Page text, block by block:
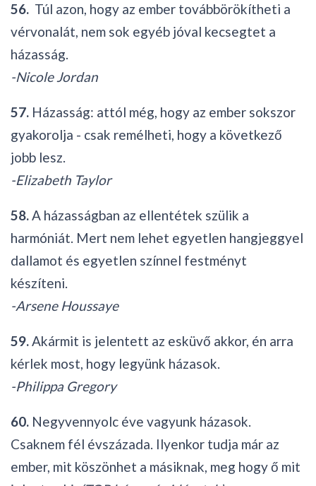
56. Túl azon, hogy az ember továbbörökítheti a
vérvonalát, nem sok egyéb jóval kecsegtet a
házasság.
-Nicole Jordan
57. Házasság: attól még, hogy az ember sokszor
gyakorolja - csak remélheti, hogy a következő
jobb lesz.
-Elizabeth Taylor
58.A házasságban az ellentétek szülik a
harmóniát. Mert nem lehet egyetlen hangjeggyel
dallamot és egyetlen színnel festményt
készíteni.
-Arsene Houssaye
59.Akármit is jelentett az esküvő akkor, én arra
kérlek most, hogy legyünk házasok.
-Philippa Gregory
60. Negyvennyolc éve vagyunk házasok.
Csaknem fél évszázada. Ilyenkor tudja már az
ember, mit köszönhet a másiknak, meg hogy ő mit